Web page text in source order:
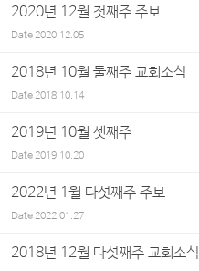
2020년 12월 첫째주 주보
Date2020.12.05
2018년 10월 둘째주 교회소식
Date2018.10.14
2019년 10월 셋째주
Date2019.10.20
2022년 1월 다섯째주 주보
Date2022.01.27
2018년 12월 다섯째주 교회소식